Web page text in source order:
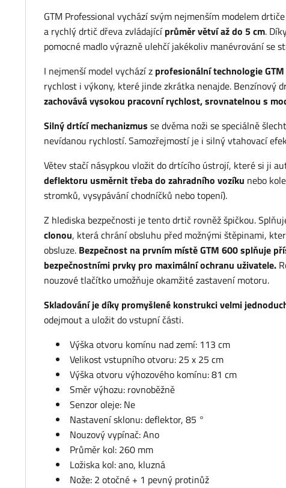
GTM Professional vychází svým nejmenším modelem
a rychlý drtič dřeva zvládajícíprůměr větví až do 5 cm.
pomocné madlo výrazně ulehčí jakékoliv manévrování se
I nejmenší model vychází z profesionální technologie GTM
rychlost i výkony, které jinde zkrátka nenajde. Benzínový
zachovává vysokou pracovní rychlost, srovnatelnou s
Silný drtící mechanizmus se dvěma noži se speciálně
nevídanou rychlostí. Samozřejmostí je i silný vtahovací
Větev stačí násypkou vložit do drtícího ústrojí, které si ji
deflektoru usměrnit třeba do zahradního vozíku nebo
stromků, vysypávání chodníčků nebo topení).
Z hlediska bezpečnosti je tento drtič rovněž špičkou.
clonou, která chrání obsluhu před možnými štěpinami,
obsluze. Bezpečnost na prvním místě GTM 600 splňuje
bezpečnostními prvky pro maximální ochranu uživatele.
nouzové tlačítko umožňuje okamžité zastavení motoru.
Skladování je díky promyšlené konstrukci velmi
odejmout a uložit do vstupní části.
Výška otvoru komínu nad zemí: 113 cm
Velikost vstupního otvoru: 25 x 25 cm
Výška otvoru výhozového komínu: 81 cm
Směr výhozu: rovnoběžně
Senzor oleje: Ne
Nastavení sklonu: deflektor, 85 °
Nouzový vypínač: Ano
Průměr kol: 260 mm
Ložiska kol: ano, kluzná
Nože: 2 otočné + 1 pevný protinůž